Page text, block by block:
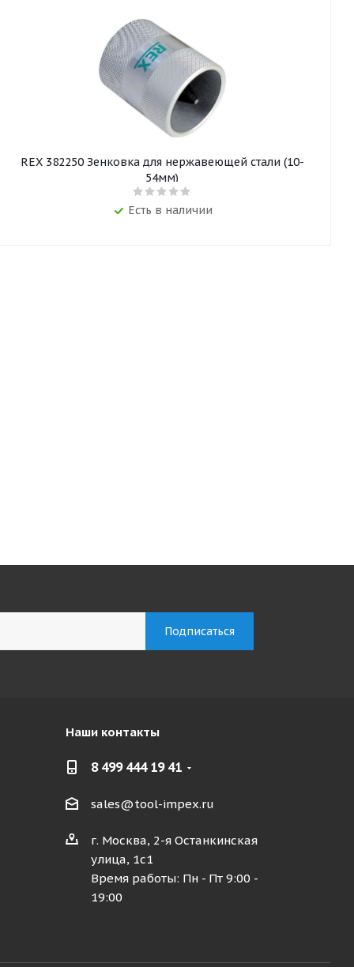
REX 382250 Зенковка для нержавеющей стали (10-
54мм)
Есть в наличии
Наши контакты
8 499 444 19 41
sales@tool-impex.ru
г. Москва, 2-я Останкинская
улица, 1с1
Время работы: Пн - Пт 9:00 -
19:00